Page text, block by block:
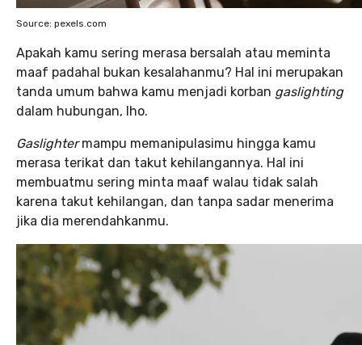
Source: pexels.com
Apakah kamu sering merasa bersalah atau meminta
maaf padahal bukan kesalahanmu? Hal ini merupakan
tanda umum bahwa kamu menjadi korban gaslighting
dalam hubungan, lho.
Gaslightermampu memanipulasimu hingga kamu
merasa terikat dan takut kehilangannya. Hal ini
membuatmu sering minta maaf walau tidak salah
karena takut kehilangan, dan tanpa sadar menerima
jika dia merendahkanmu.